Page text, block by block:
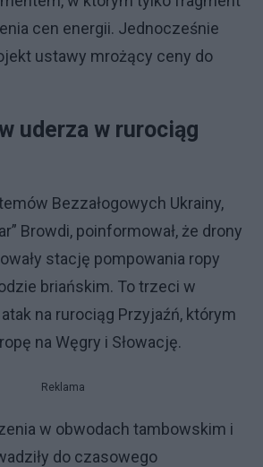
cen energii. Jednocześnie
ustawy mrożący ceny do
uderza w rurociąg
Bezzałogowych Ukrainy,
Browdi, poinformował, że drony
stację pompowania ropy
briańskim. To trzeci w
na rurociąg Przyjaźń, którym
na Węgry i Słowację.
Reklama
w obwodach tambowskim i
do czasowego